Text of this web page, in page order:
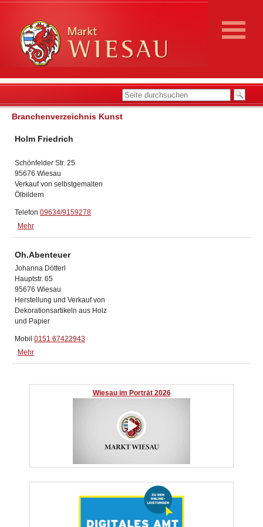
Branchenverzeichnis Kunst
Holm Friedrich
Schönfelder Str. 25
95676 Wiesau
Verkauf von selbstgemalten
Ölbildern
Telefon 09634/9159278
Mehr
Oh.Abenteuer
Johanna Dötterl
Hauptstr. 65
95676 Wiesau
Herstellung und Verkauf von
Dekorationsartikeln aus Holz
und Papier
Mobil 0151 67422943
Mehr
Wiesau im Porträt 2026